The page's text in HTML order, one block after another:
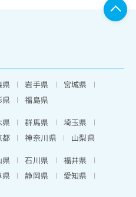
県 岩手県
宮城県
県
福島県
県 群馬県
埼玉県
都 神奈川県
山梨県
県 石川県
福井県
県 静岡県
愛知県